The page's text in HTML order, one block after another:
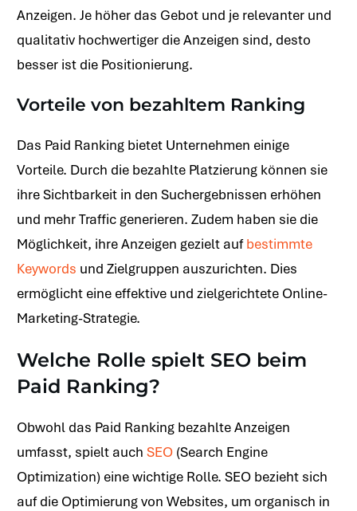
Anzeigen. Je höher das Gebot und je relevanter und
qualitativ hochwertiger die Anzeigen sind, desto
besser ist die Positionierung.
Vorteile von bezahltem Ranking
Das Paid Ranking bietet Unternehmen einige
Vorteile. Durch die bezahlte Platzierung können sie
ihre Sichtbarkeit in den Suchergebnissen erhöhen
und mehr Traffic generieren. Zudem haben sie die
Möglichkeit, ihre Anzeigen gezielt aufbestimmte
Keywords und Zielgruppen auszurichten. Dies
ermöglicht eine effektive und zielgerichtete Online-
Marketing-Strategie.
Welche Rolle spielt SEO beim
Paid Ranking?
Obwohl das Paid Ranking bezahlte Anzeigen
umfasst, spielt auch SEO (Search Engine
Optimization) eine wichtige Rolle. SEO bezieht sich
auf die Optimierung von Websites, um organisch in